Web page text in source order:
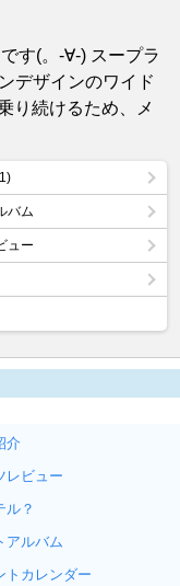
す(。-∀-) スープラ
デザインのワイド
り続けるため、メ
バム
ュー
介
レビュー
ル？
アルバム
トカレンダー